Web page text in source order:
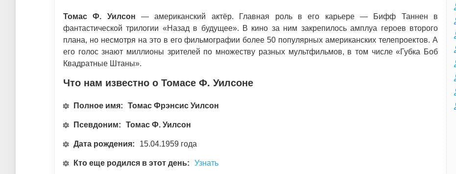
Томас Ф. Уилсон — американский актёр. Главная роль в его карьере — Бифф Таннен в
фантастической трилогии «Назад в будущее». В кино за ним закрепилось амплуа героев второго
плана, но несмотря на это в его фильмографии более 50 популярных американских телепроектов. А
его голос знают миллионы зрителей по множеству разных мультфильмов, в том числе «Губка Боб
Квадратные Штаны».
Что нам известно о Томасе Ф. Уилсоне
Полное имя: Томас Фрэнсис Уилсон
Псевдоним: Томас Ф. Уилсон
Дата рождения: 15.04.1959 года
Кто еще родился в этот день: Узнать